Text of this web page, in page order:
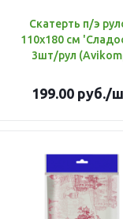
Скатерть п/э
110х180 см
3шт/рул
199.00руб./